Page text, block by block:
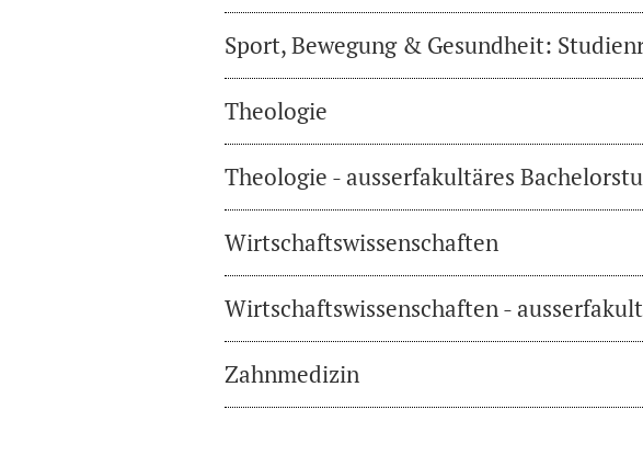
Sport, Bewegung & Gesundheit:
Theologie
Theologie - ausserfakultäres
Wirtschaftswissenschaften
Wirtschaftswissenschaften -
Zahnmedizin